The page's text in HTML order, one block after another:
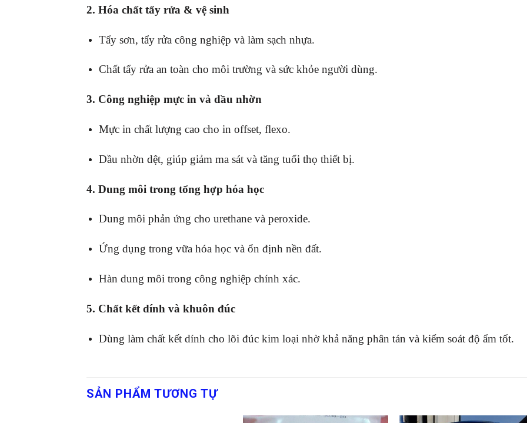
2. Hóa chất tẩy rửa & vệ sinh
Tẩy sơn, tẩy rửa công nghiệp và làm sạch nhựa.
Chất tẩy rửa an toàn cho môi trường và sức khỏe người dùng.
3. Công nghiệp mực in và dầu nhờn
Mực in chất lượng cao cho in offset, flexo.
Dầu nhờn dệt, giúp giảm ma sát và tăng tuổi thọ thiết bị.
4. Dung môi trong tổng hợp hóa học
Dung môi phản ứng cho urethane và peroxide.
Ứng dụng trong vữa hóa học và ổn định nền đất.
Hàn dung môi trong công nghiệp chính xác.
5. Chất kết dính và khuôn đúc
Dùng làm chất kết dính cho lõi đúc kim loại nhờ khả năng phân tán và kiểm soát độ ẩm tốt.
SẢN PHẨM TƯƠNG TỰ